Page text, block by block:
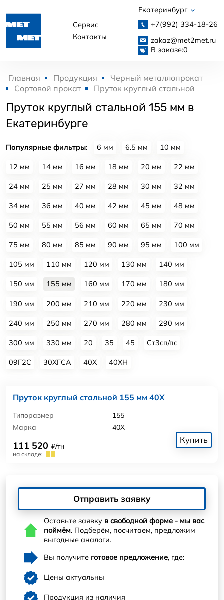
Сервис
Контакты
Екатеринбург
+7(992) 334-18-26
zakaz@met2met.ru
В заказе:0
Главная Продукция
Черный металлопрокат
Сортовой прокат
Пруток круглый стальной
Пруток круглый стальной 155 мм в
Екатеринбурге
Популярные фильтры: 6 мм 6.5 мм 10 мм
12 мм 14 мм 16 мм 18 мм 20 мм 22 мм
24 мм 25 мм 27 мм 28 мм 30 мм 32 мм
34 мм 36 мм 40 мм 42 мм 45 мм 48 мм
50 мм 55 мм 56 мм 60 мм 65 мм 70 мм
75 мм 80 мм 85 мм 90 мм 95 мм 100 мм
105 мм 110 мм 120 мм 130 мм 140 мм
150 мм 155 мм 160 мм 170 мм 180 мм
190 мм 200 мм 210 мм 220 мм 230 мм
240 мм 250 мм 270 мм 280 мм 290 мм
300 мм 330 мм 20 35 45 Ст3сп/пс
09Г2С 30ХГСА 40Х 40ХН
Пруток круглый стальной 155 мм 40Х
Типоразмер
155
Марка
40Х
111 520 ₽/тн
на складе:
Купить
Отправить заявку
Оставьте заявку в свободной форме - мы вас
поймём. Подберём, посчитаем, предложим
выгодные аналоги.
Вы получите готовое предложение, где:
Цены актуальны
Продукция из наличия